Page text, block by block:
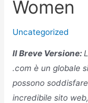
Women
Uncategorized
Il Breve Versione:
.com è un globale
possono
incredibile sito